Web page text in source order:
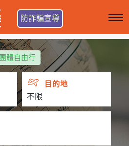
防詐騙宣導
團體自由行
目的地